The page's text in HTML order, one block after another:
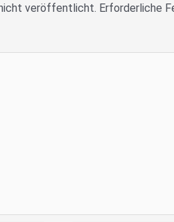
veröffentlicht. Erforderliche